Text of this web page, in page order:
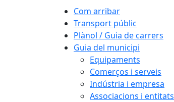
Com arribar
Transport públic
Plànol / Guia de carrers
Guia del municipi
Equipaments
Comerços i serveis
Indústria i empresa
Associacions i entitats